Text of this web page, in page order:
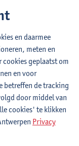
een
jevele richtingen
om vlot de
Daarop
klein,
lunchplekjes… Je
al die plaatsen te
en daarmee
meten en
cookies geplaatst om
en voor
betreffen de tracking
door middel van
cookies' te klikken
Privacy